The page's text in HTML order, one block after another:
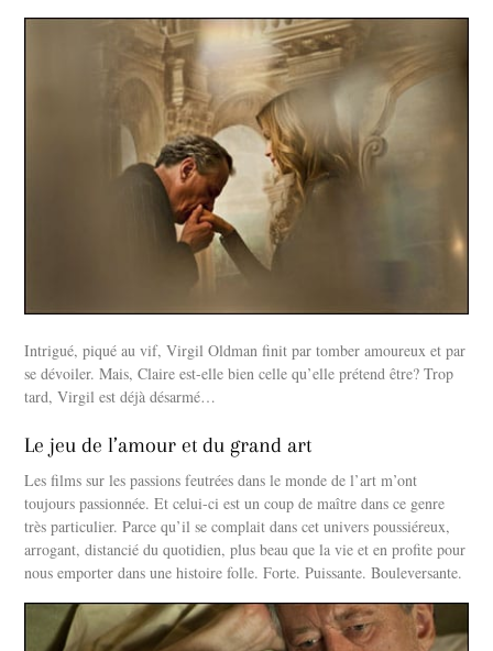
Intrigué, piqué au vif, Virgil Oldman finit par tomber amoureux et par
se dévoiler. Mais, Claire est-elle bien celle qu’elle prétend être? Trop
tard, Virgil est déjà désarmé…
Le jeu de l’amour et du grand art
Les films sur les passions feutrées dans le monde de l’art m’ont
toujours passionnée. Et celui-ci est un coup de maître dans ce genre
très particulier. Parce qu’il se complait dans cet univers poussiéreux,
arrogant, distancié du quotidien, plus beau que la vie et en profite pour
nous emporter dans une histoire folle. Forte. Puissante. Bouleversante.